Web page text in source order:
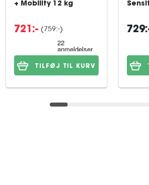
+ Mobility 12 kg
721:- (759:-)
TILFØJ TIL KURV